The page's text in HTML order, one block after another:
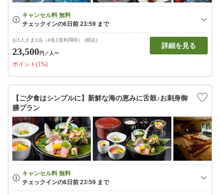
お1人さま1泊（4名1室利用時） (税込)
23,500円 ／人〜
ポイント(1%)
詳細を見る
【ご夕食はシンプルに】新鮮な海の恵みに舌鼓♪お刺身御
膳プラン